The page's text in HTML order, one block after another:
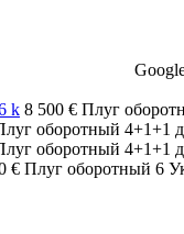
k 8 500 € Плуг
оборотный 4+1+1
оборотный 4+1+1
€ Плуг оборотный 6